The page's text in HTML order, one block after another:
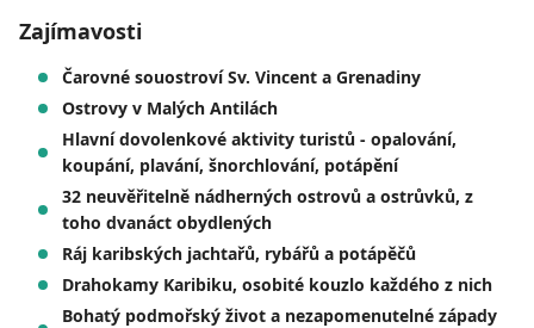
Zajímavosti
Čarovné souostroví Sv. Vincent a Grenadiny
Ostrovy v Malých Antilách
Hlavní dovolenkové aktivity turistů - opalování,
koupání, plavání, šnorchlování, potápění
32 neuvěřitelně nádherných ostrovů a ostrůvků, z
toho dvanáct obydlených
Ráj karibských jachtařů, rybářů a potápěčů
Drahokamy Karibiku, osobité kouzlo každého z nich
Bohatý podmořský život a nezapomenutelné západy